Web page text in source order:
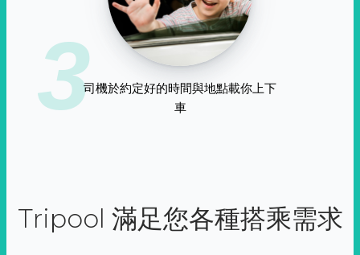
3司機於約定好的時間與地點載你上下
車
Tripool 滿足您各種搭乘需求